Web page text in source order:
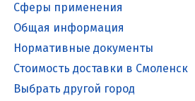
Сферы применения
Общая информация
Нормативные документы
Стоимость доставки в Смоленск
Выбрать другой город